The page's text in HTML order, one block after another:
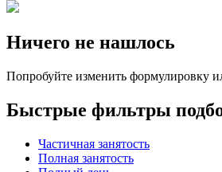
Ничего не нашлось
Попробуйте изменить формулировку
Быстрые фильтры
Частичная занятость
Полная занятость